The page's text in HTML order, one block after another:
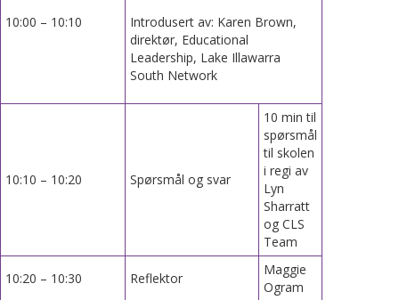
10:00 – 10:10
Introdusert av: Karen Brown,
direktør, Educational
Leadership, Lake Illawarra
South Network
10:10 – 10:20 Spørsmål og svar
10 min til
spørsmål
til skolen
i regi av
Lyn
Sharratt
og CLS
Team
10:20 – 10:30 Reflektor
Maggie
Ogram